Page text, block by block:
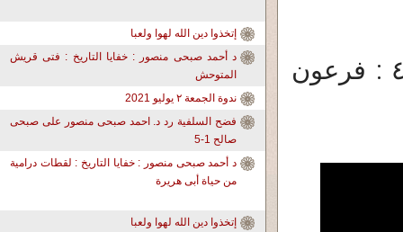
د. أحمد صبحى منصور: لحظات قرآنية ٤٣٠ : فرعون
إتخذوا دين الله لهوا ولعبا
د أحمد صبحى منصور : خفايا التاريخ : فتى قريش
المتوحش
ندوة الجمعة ٢ يوليو 2021
فضح السلفية رد د. احمد صبحى منصور على صبحى
صالح 1-5
د أحمد صبحى منصور : خفايا التاريخ : لقطات درامية
من حياة أبى هريرة
إتخذوا دين الله لهوا ولعبا